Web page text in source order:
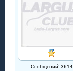
Сообщений: 3614